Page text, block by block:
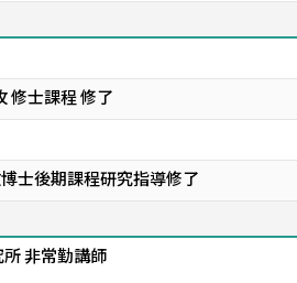
修士課程 修了
士後期課程研究指導修了
非常勤講師